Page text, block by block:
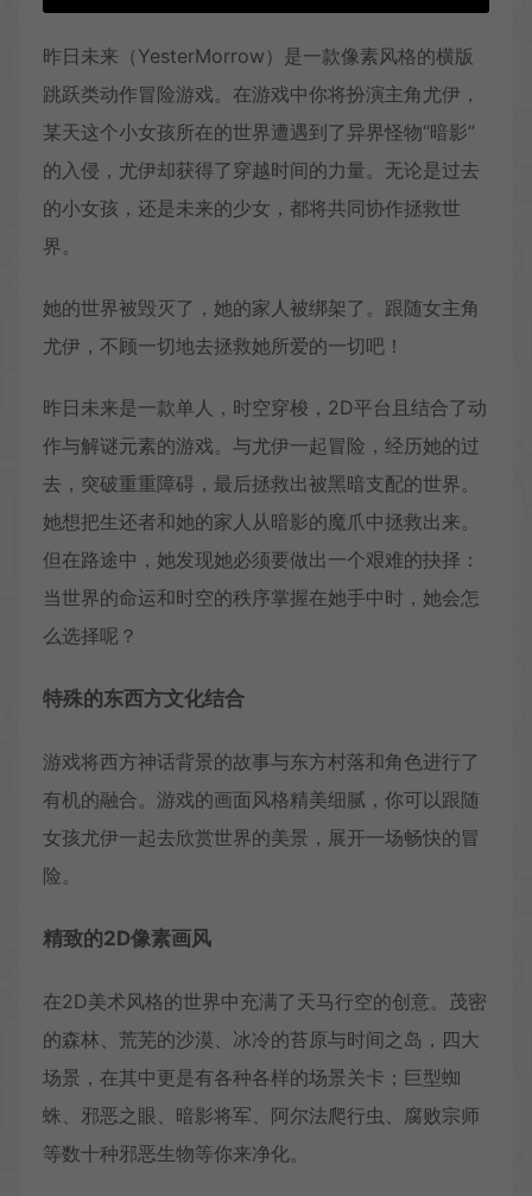
昨日未来（YesterMorrow）是一款像素风格的横版
跳跃类动作冒险游戏。在游戏中你将扮演主角尤伊，
某天这个小女孩所在的世界遭遇到了异界怪物“暗影”
的入侵，尤伊却获得了穿越时间的力量。无论是过去
的小女孩，还是未来的少女，都将共同协作拯救世
界。
她的世界被毁灭了，她的家人被绑架了。跟随女主角
尤伊，不顾一切地去拯救她所爱的一切吧！
昨日未来是一款单人，时空穿梭，2D平台且结合了动
作与解谜元素的游戏。与尤伊一起冒险，经历她的过
去，突破重重障碍，最后拯救出被黑暗支配的世界。
她想把生还者和她的家人从暗影的魔爪中拯救出来。
但在路途中，她发现她必须要做出一个艰难的抉择：
当世界的命运和时空的秩序掌握在她手中时，她会怎
么选择呢？
特殊的东西方文化结合
游戏将西方神话背景的故事与东方村落和角色进行了
有机的融合。游戏的画面风格精美细腻，你可以跟随
女孩尤伊一起去欣赏世界的美景，展开一场畅快的冒
险。
精致的2D像素画风
在2D美术风格的世界中充满了天马行空的创意。茂密
的森林、荒芜的沙漠、冰冷的苔原与时间之岛，四大
场景，在其中更是有各种各样的场景关卡；巨型蜘
蛛、邪恶之眼、暗影将军、阿尔法爬行虫、腐败宗师
等数十种邪恶生物等你来净化。